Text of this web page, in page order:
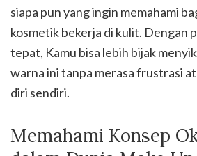
siapa pun yang ingin memahami
kosmetik bekerja di kulit. Dengan
tepat, Kamu bisa lebih bijak
warna ini tanpa merasa frustrasi
diri sendiri.
Memahami Konsep